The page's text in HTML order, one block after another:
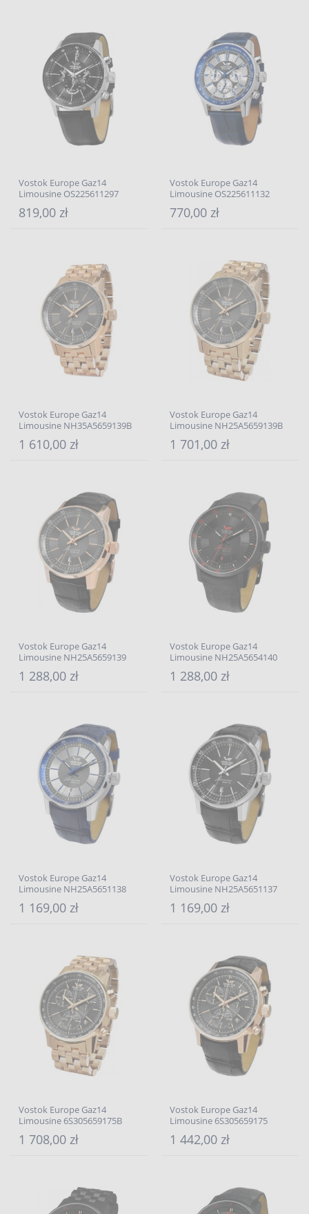
Vostok Europe Gaz14
Limousine OS225611297
819,00 zł
Vostok Europe Gaz14
Limousine OS225611132
770,00 zł
Vostok Europe Gaz14
Limousine NH35A5659139B
1 610,00 zł
Vostok Europe Gaz14
Limousine NH25A5659139B
1 701,00 zł
Vostok Europe Gaz14
Limousine NH25A5659139
1 288,00 zł
Vostok Europe Gaz14
Limousine NH25A5654140
1 288,00 zł
Vostok Europe Gaz14
Limousine NH25A5651138
1 169,00 zł
Vostok Europe Gaz14
Limousine NH25A5651137
1 169,00 zł
Vostok Europe Gaz14
Limousine 6S305659175B
1 708,00 zł
Vostok Europe Gaz14
Limousine 6S305659175
1 442,00 zł